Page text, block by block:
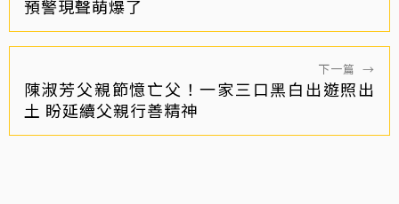
預警現聲萌爆了
下一篇 →
陳淑芳父親節憶亡父！一家三口黑白出遊照出
土 盼延續父親行善精神